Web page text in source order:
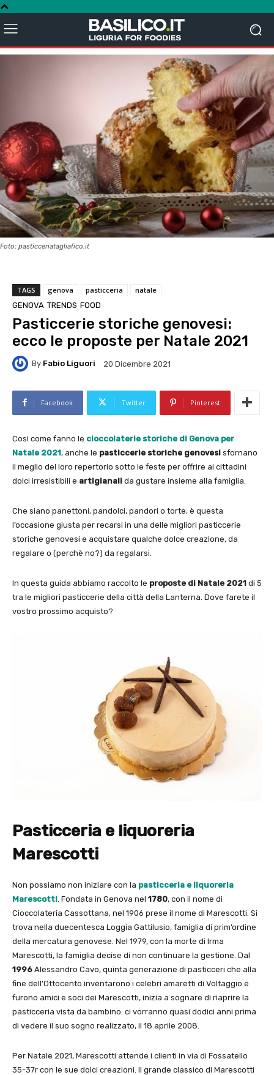
Foto: pasticceriatagliafico.it
TAGS genova pasticceria
natale
GENOVA TRENDS FOOD
Pasticcerie storiche genovesi:
ecco le proposte per Natale 2021
By Fabio Liguori 20 Dicembre 2021
Facebook Twitter Pinterest
Così come fanno le cioccolaterie storiche di Genova per
Natale 2021, anche le pasticcerie storiche genovesi sfornano
il meglio del loro repertorio sotto le feste per offrire ai cittadini
dolci irresistibili e artigianali da gustare insieme alla famiglia.
Che siano panettoni, pandolci, pandori o torte, è questa
l’occasione giusta per recarsi in una delle migliori pasticcerie
storiche genovesi e acquistare qualche dolce creazione, da
regalare o (perchè no?) da regalarsi.
In questa guida abbiamo raccolto le proposte di Natale 2021 di 5
tra le migliori pasticcerie della città della Lanterna. Dove farete il
vostro prossimo acquisto?
Pasticceria e liquoreria
Marescotti
Non possiamo non iniziare con la pasticceria e liquoreria
Marescotti . Fondata in Genova nel 1780, con il nome di
Cioccolateria Cassottana, nel 1906 prese il nome di Marescotti. Si
trova nella duecentesca Loggia Gattilusio, famiglia di prim’ordine
della mercatura genovese. Nel 1979, con la morte di Irma
Marescotti, la famiglia decise di non continuare la gestione. Dal
1996 Alessandro Cavo, quinta generazione di pasticceri che alla
fine dell’Ottocento inventarono i celebri amaretti di Voltaggio e
furono amici e soci dei Marescotti, inizia a sognare di riaprire la
pasticceria vista da bambino: ci vorranno quasi dodici anni prima
di vedere il suo sogno realizzato, il 18 aprile 2008.
Per Natale 2021, Marescotti attende i clienti in via di Fossatello
35-37r con le sue dolci creazioni. Il grande classico di Marescotti